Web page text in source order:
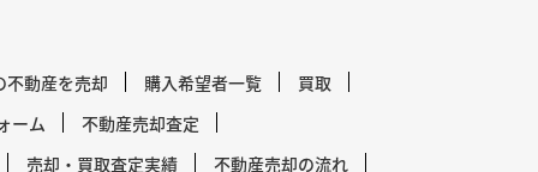
不動産を売却 購入希望者一覧
買取
ーム
不動産売却査定
売却・買取査定実績
不動産売却の流れ